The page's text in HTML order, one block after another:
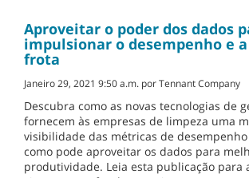
Aproveitar o poder dos dados
impulsionar o desempenho e
frota
Janeiro 29, 2021 9:50 a.m. por Tennant Company
Descubra como as novas tecnologias de
fornecem às empresas de limpeza uma
visibilidade das métricas de
como pode aproveitar os dados para
produtividade. Leia esta publicação para